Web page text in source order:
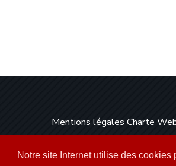
Notre site Internet utilise des
Mentions légales Charte